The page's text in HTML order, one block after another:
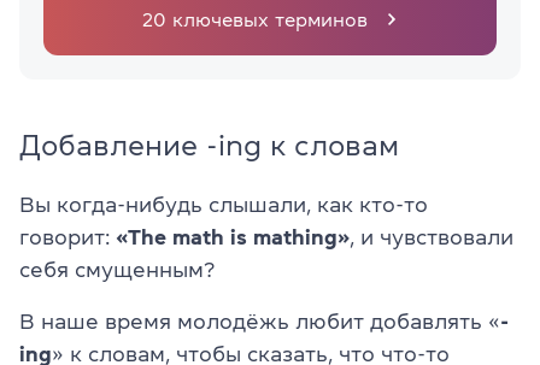
20 ключевых терминов
Добавление -ing к словам
Вы когда-нибудь слышали, как кто-то
говорит: «The math is mathing», и чувствовали
себя смущенным?
В наше время молодёжь любит добавлять «-
ing» к словам, чтобы сказать, что что-то